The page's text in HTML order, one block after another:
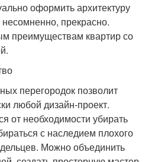
оформить архитектуру
прекрасно.
преимуществам квартир со
перегородок позволит
любой дизайн-проект.
от необходимости убирать
с наследием плохого
Можно объединить